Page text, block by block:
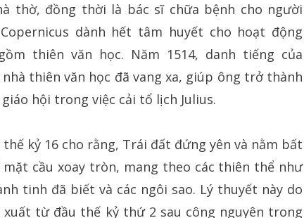
thờ, đồng thời là bác sĩ chữa bệnh cho người
dành hết tâm huyết cho hoạt động
thiên văn học. Năm 1514, danh tiếng của
thiên văn học đã vang xa, giúp ông trở thành
hội trong việc cải tổ lịch Julius.
kỷ 16 cho rằng, Trái đất đứng yên và nằm bất
cầu xoay tròn, mang theo các thiên thể như
tinh đã biết và các ngôi sao. Lý thuyết này do
xuất từ đầu thế kỷ thứ 2 sau công nguyên trong